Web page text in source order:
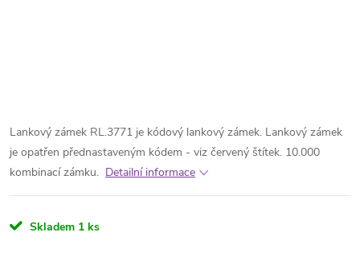
Lankový zámek RL.3771 je kódový lankový zámek. Lankový zámek
je opatřen přednastaveným kódem - viz červený štítek. 10.000
kombinací zámku. Detailní informace
Skladem 1 ks